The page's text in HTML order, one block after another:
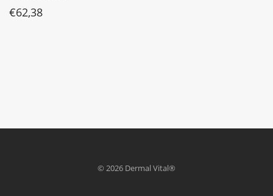
€62,38
© 2026 Dermal Vital®